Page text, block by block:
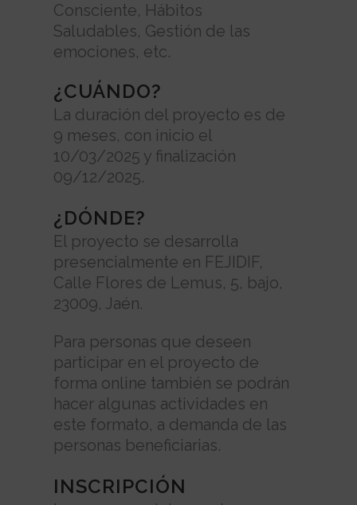
Consciente, Hábitos
Saludables, Gestión de las
emociones, etc.
¿CUÁNDO?
La duración del proyecto es de
9 meses, con inicio el
10/03/2025 y finalización
09/12/2025.
¿DÓNDE?
El proyecto se desarrolla
presencialmente en FEJIDIF,
Calle Flores de Lemus, 5, bajo,
23009, Jaén.
Para personas que deseen
participar en el proyecto de
forma online también se podrán
hacer algunas actividades en
este formato, a demanda de las
personas beneficiarias.
INSCRIPCIÓN